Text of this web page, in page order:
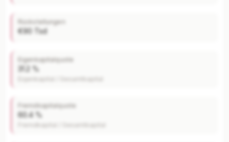
Rückstellungen
€90 Tsd
Eigenkapitalquote
31.2 %
Fremdkapitalquote
60.4 %